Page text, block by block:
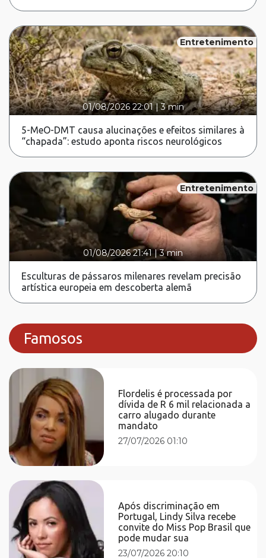
Entretenimento
01/08/2026 22:01|3 min
5-MeO-DMT causa alucinações e efeitos similares à
“chapada”: estudo aponta riscos neurológicos
Entretenimento
01/08/2026 21:41 |3 min
Esculturas de pássaros milenares revelam precisão
artística europeia em descoberta alemã
Famosos
Flordelis é processada por
dívida de R 6 mil relacionada a
carro alugado durante
mandato
27/07/2026 01:10
Após discriminação em
Portugal, Lindy Silva recebe
convite do Miss Pop Brasil que
pode mudar sua
23/07/2026 20:10